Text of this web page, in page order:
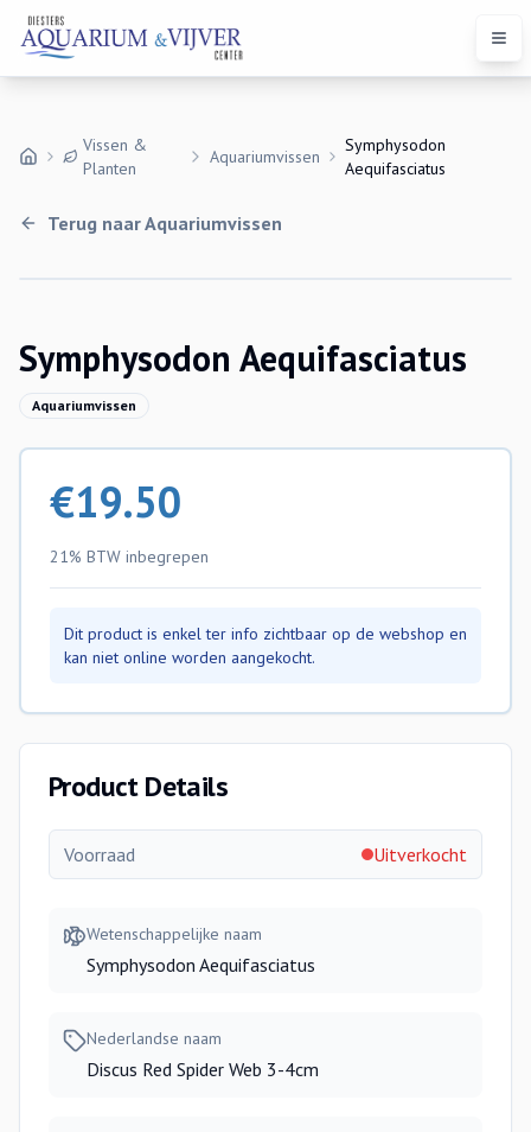
Vissen &
Planten
Aquariumvissen
Symphysodon
Aequifasciatus
Terug naarAquariumvissen
Symphysodon Aequifasciatus
Aquariumvissen
€19.50
21% BTW inbegrepen
Dit product is enkel ter info zichtbaar op de webshop en
kan niet online worden aangekocht.
Product Details
Voorraad Uitverkocht
Wetenschappelijke naam
Symphysodon Aequifasciatus
Nederlandse naam
Discus Red Spider Web 3-4cm